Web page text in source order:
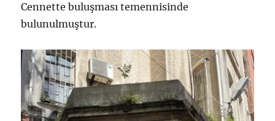
Cennette buluşması temennisinde
bulunulmuştur.